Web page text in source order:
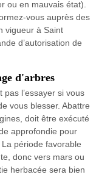
ou en mauvais état).
vous auprès des
vigueur à Saint
d’autorisation de
d'arbres
l’essayer si vous
vous blesser. Abattre
doit être exécuté
approfondie pour
période favorable
donc vers mars ou
herbacée sera bien